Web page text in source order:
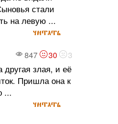
стали
на левую ...
читать
847 30 3
злая, и её
Пришла она к
...
читать